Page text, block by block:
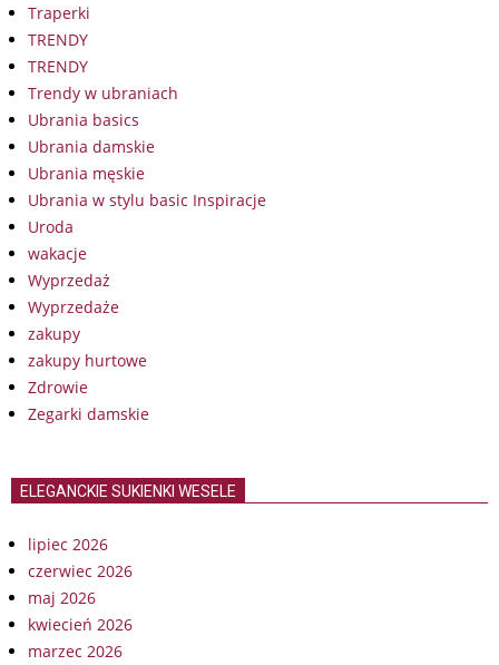
Traperki
TRENDY
TRENDY
Trendy w ubraniach
Ubrania basics
Ubrania damskie
Ubrania męskie
Ubrania w stylu basic Inspiracje
Uroda
wakacje
Wyprzedaż
Wyprzedaże
zakupy
zakupy hurtowe
Zdrowie
Zegarki damskie
ELEGANCKIE SUKIENKI WESELE
lipiec 2026
czerwiec 2026
maj 2026
kwiecień 2026
marzec 2026